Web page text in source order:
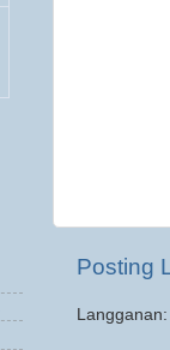
Posting
Langganan: